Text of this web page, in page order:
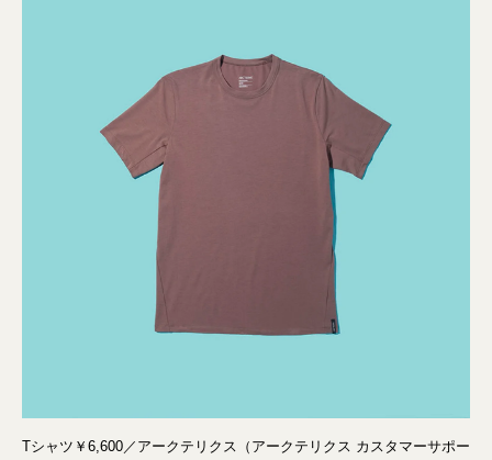
Tシャツ￥6,600／アークテリクス（アークテリクス カスタマーサポー